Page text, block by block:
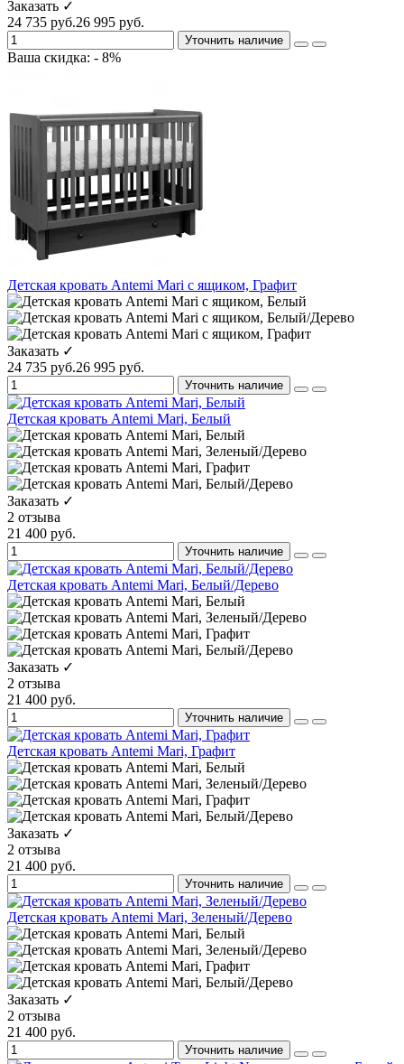
Заказать ✓
24 735 руб.26 995 руб.
Уточнить наличие
Ваша скидка: - 8%
Детская кровать Antemi Mari с ящиком, Графит
Заказать ✓
24 735 руб.26 995 руб.
Уточнить наличие
Детская кровать Antemi Mari, Белый
Заказать ✓
2 отзыва
21 400 руб.
Уточнить наличие
Детская кровать Antemi Mari, Белый/Дерево
Заказать ✓
2 отзыва
21 400 руб.
Уточнить наличие
Детская кровать Antemi Mari, Графит
Заказать ✓
2 отзыва
21 400 руб.
Уточнить наличие
Детская кровать Antemi Mari, Зеленый/Дерево
Заказать ✓
2 отзыва
21 400 руб.
Уточнить наличие